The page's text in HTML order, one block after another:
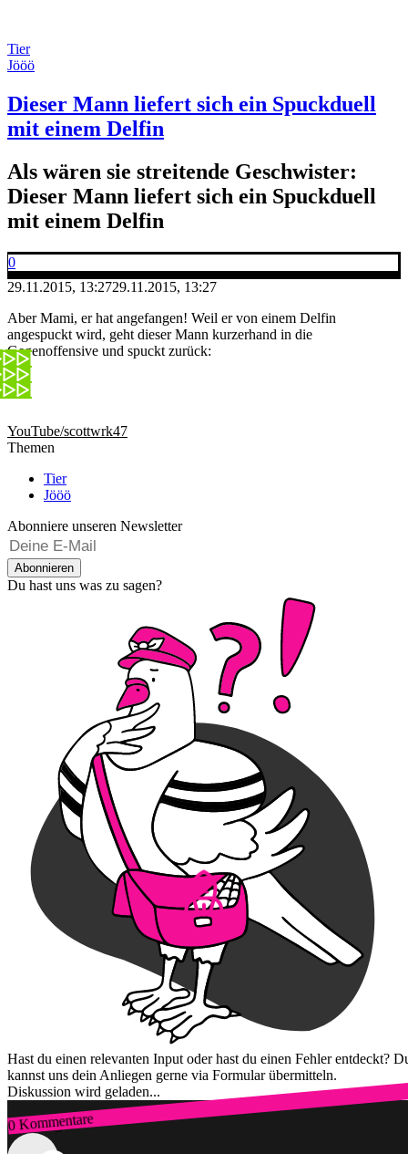
Tier
Jööö
Dieser Mann liefert sich ein Spuckduell
mit einem Delfin
Als wären sie streitende Geschwister:
Dieser Mann liefert sich ein Spuckduell
mit einem Delfin
0
29.11.2015, 13:2729.11.2015, 13:27
Aber Mami, er hat angefangen! Weil er von einem Delfin
angespuckt wird, geht dieser Mann kurzerhand in die
Gegenoffensive und spuckt zurück:
YouTube/scottwrk47
Themen
Tier
Jööö
Abonniere unseren Newsletter
Abonnieren
Du hast uns was zu sagen?
Hast du einen relevanten Input oder hast du einen Fehler entdeckt?
kannst uns dein Anliegen gerne via Formular übermitteln.
Diskussion wird geladen...
0 Kommentare
Zum Login